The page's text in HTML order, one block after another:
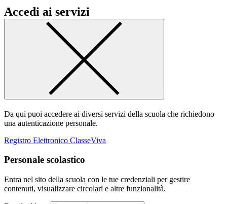
Accedi ai servizi
Da qui puoi accedere ai diversi servizi della scuola che richiedono
una autenticazione personale.
Registro Elettronico ClasseViva
Personale scolastico
Entra nel sito della scuola con le tue credenziali per gestire
contenuti, visualizzare circolari e altre funzionalità.